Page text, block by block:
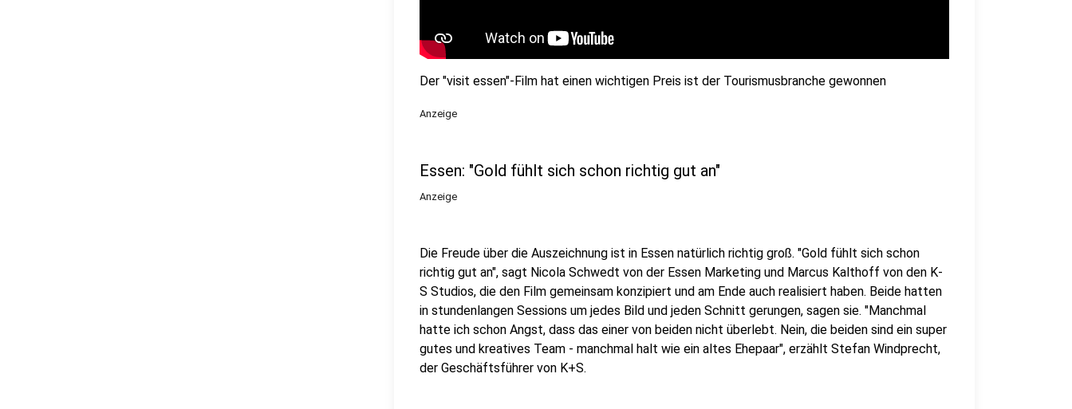
Der "visit essen"-Film hat einen wichtigen Preis ist der Tourismusbranche gewonnen
Anzeige
Essen: "Gold fühlt sich schon richtig gut an"
Anzeige
Die Freude über die Auszeichnung ist in Essen natürlich richtig groß. "Gold fühlt sich schon
richtig gut an", sagt Nicola Schwedt von der Essen Marketing und Marcus Kalthoff von den K-
S Studios, die den Film gemeinsam konzipiert und am Ende auch realisiert haben. Beide hatten
in stundenlangen Sessions um jedes Bild und jeden Schnitt gerungen, sagen sie. "Manchmal
hatte ich schon Angst, dass das einer von beiden nicht überlebt. Nein, die beiden sind ein super
gutes und kreatives Team - manchmal halt wie ein altes Ehepaar", erzählt Stefan Windprecht,
der Geschäftsführer von K+S.